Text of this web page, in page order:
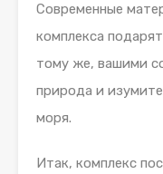
Современные
комплекса
тому же, вашими
природа и
моря.
Итак, комплекс